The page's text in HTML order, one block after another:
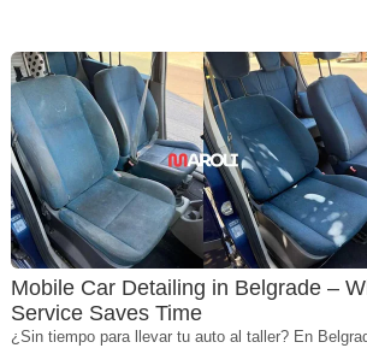
Mobile Car Detailing in Belgrade –
Service Saves Time
¿Sin tiempo para llevar tu auto al taller? En